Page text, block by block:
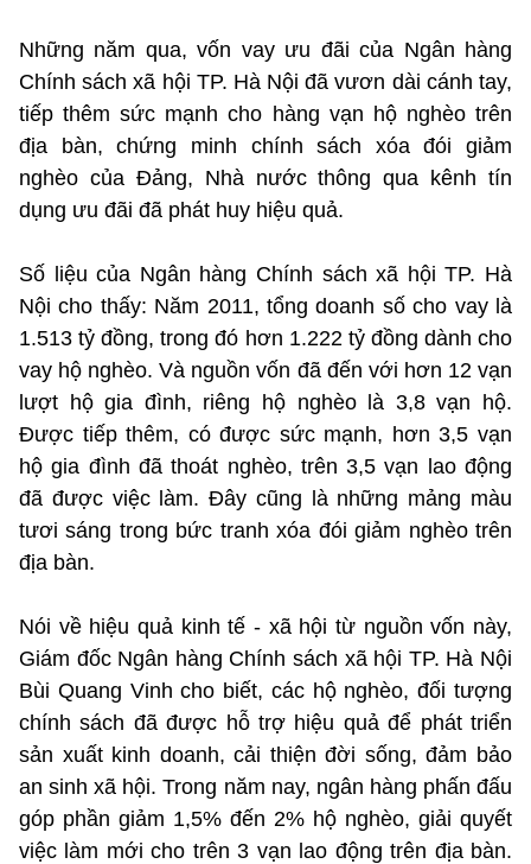
Những năm qua, vốn vay ưu đãi của Ngân hàng
Chính sách xã hội TP. Hà Nội đã vươn dài cánh tay,
tiếp thêm sức mạnh cho hàng vạn hộ nghèo trên
địa bàn, chứng minh chính sách xóa đói giảm
nghèo của Đảng, Nhà nước thông qua kênh tín
dụng ưu đãi đã phát huy hiệu quả.
Số liệu của Ngân hàng Chính sách xã hội TP. Hà
Nội cho thấy: Năm 2011, tổng doanh số cho vay là
1.513 tỷ đồng, trong đó hơn 1.222 tỷ đồng dành cho
vay hộ nghèo. Và nguồn vốn đã đến với hơn 12 vạn
lượt hộ gia đình, riêng hộ nghèo là 3,8 vạn hộ.
Được tiếp thêm, có được sức mạnh, hơn 3,5 vạn
hộ gia đình đã thoát nghèo, trên 3,5 vạn lao động
đã được việc làm. Đây cũng là những mảng màu
tươi sáng trong bức tranh xóa đói giảm nghèo trên
địa bàn.
Nói về hiệu quả kinh tế - xã hội từ nguồn vốn này,
Giám đốc Ngân hàng Chính sách xã hội TP. Hà Nội
Bùi Quang Vinh cho biết, các hộ nghèo, đối tượng
chính sách đã được hỗ trợ hiệu quả để phát triển
sản xuất kinh doanh, cải thiện đời sống, đảm bảo
an sinh xã hội. Trong năm nay, ngân hàng phấn đấu
góp phần giảm 1,5% đến 2% hộ nghèo, giải quyết
việc làm mới cho trên 3 vạn lao động trên địa bàn.